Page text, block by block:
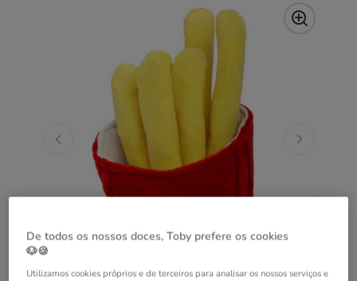
De todos os nossos doces, Toby prefere os cookies
🐶🍪
Utilizamos cookies próprios e de terceiros para analisar os nossos serviços e